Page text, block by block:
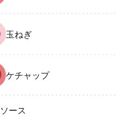
玉ねぎ
ケチャップ
ース